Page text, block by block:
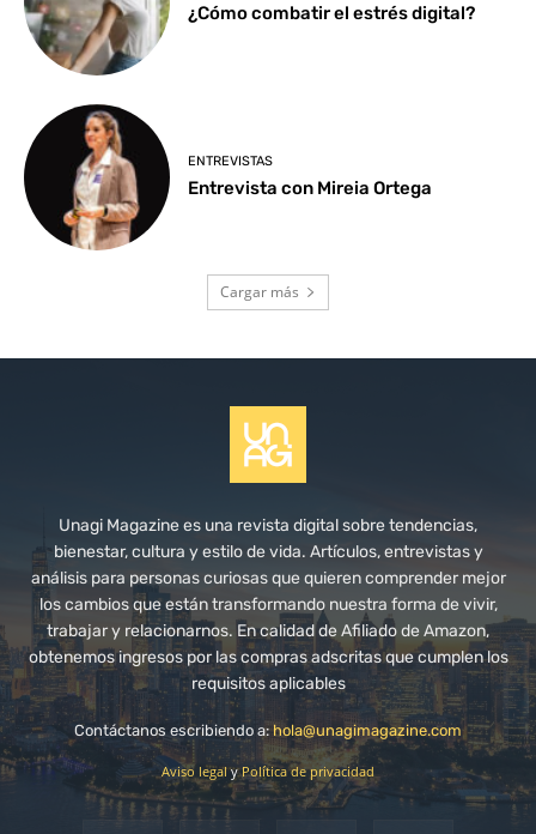
¿Cómo combatir el estrés digital?
ENTREVISTAS
Entrevista con Mireia Ortega
Cargar más
Unagi Magazine es una revista digital sobre tendencias,
bienestar, cultura y estilo de vida. Artículos, entrevistas y
análisis para personas curiosas que quieren comprender mejor
los cambios que están transformando nuestra forma de vivir,
trabajar y relacionarnos. En calidad de Afiliado de Amazon,
obtenemos ingresos por las compras adscritas que cumplen los
requisitos aplicables
Contáctanos escribiendo a:hola@unagimagazine.com
Aviso legalyPolítica de privacidad